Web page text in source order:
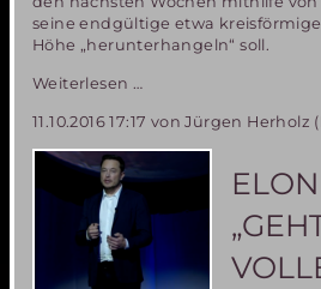
seine endgültige etwa
Höhe „herunterhangeln“ soll.
Weiterlesen …
Teil
1-
ein
Teilerfolg
11.10.2016 17:17 von Jürgen Herholz